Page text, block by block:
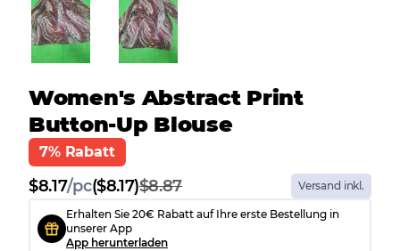
Women's Abstract Print
Button-Up Blouse
7% Rabatt
$8.17/pc($8.17)$8.87 Versand inkl.
Erhalten Sie 20€ Rabatt auf Ihre erste Bestellung in
unserer App
App herunterladen